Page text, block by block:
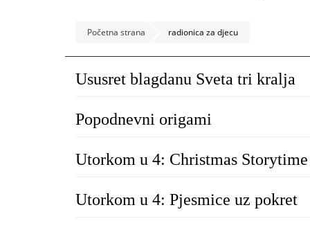
Početna strana radionica za djecu
Ususret blagdanu Sveta tri kralja
Popodnevni origami
Utorkom u 4: Christmas Storytime
Utorkom u 4: Pjesmice uz pokret